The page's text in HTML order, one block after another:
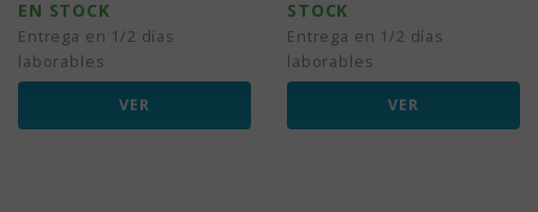
EN STOCK
Entrega en 1/2 días
laborables
VER
STOCK
Entrega en 1/2 días
laborables
VER